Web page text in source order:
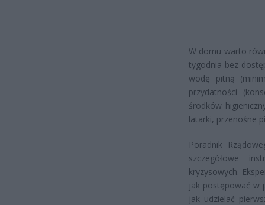
W domu warto
tygodnia bez
wodę pitną
przydatności
środków
latarki, przenośne
Poradnik
szczegółowe
kryzysowych.
jak postępować w
jak udzielać